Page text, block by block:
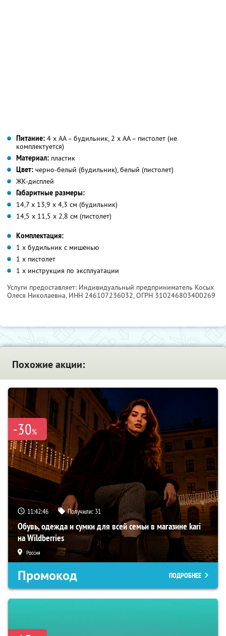
Питание: 4 х АА – будильник, 2 х АА – пистолет (не
комплектуется)
Материал: пластик
Цвет: черно-белый (будильник), белый (пистолет)
ЖК-дисплей
Габаритные размеры:
14,7 х 13,9 х 4,3 см (будильник)
14,5 х 11,5 х 2,8 см (пистолет)
Комплектация:
1 х будильник с мишенью
1 х пистолет
1 х инструкция по эксплуатации
Услуги предоставляет: Индивидуальный предприниматель Косых
Олеся Николаевна, ИНН 246107236032, ОГРН 310246803400269
Похожие акции:
-30%
11:42:45 Получили: 31
Обувь, одежда и сумки для всей семьи в магазине kari
на Wildberries
Россия
Промокод ПОДРОБНЕЕ